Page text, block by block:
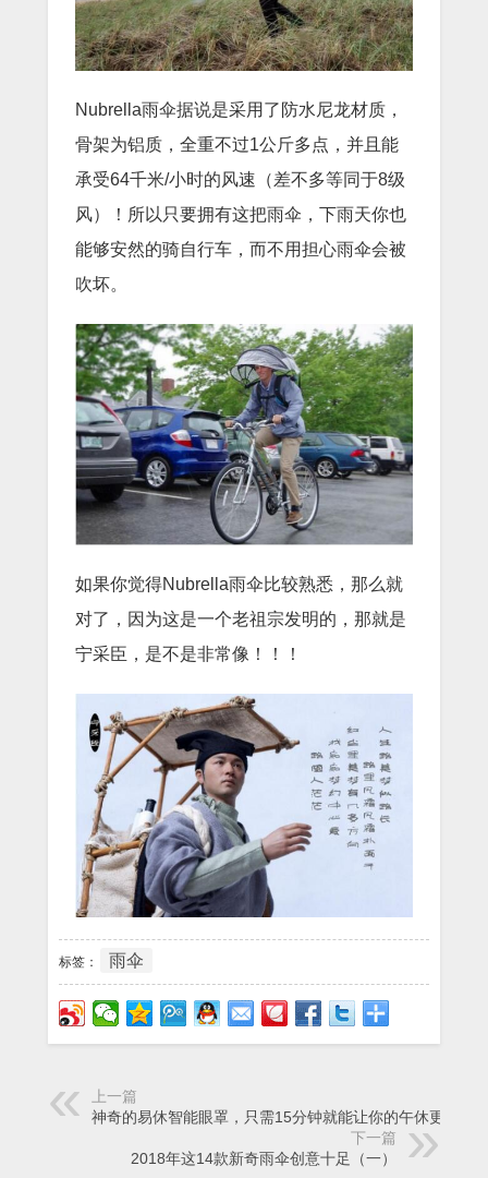
Nubrella雨伞据说是采用了防水尼龙材质，
骨架为铝质，全重不过1公斤多点，并且能
承受64千米/小时的风速（差不多等同于8级
风）！所以只要拥有这把雨伞，下雨天你也
能够安然的骑自行车，而不用担心雨伞会被
吹坏。
如果你觉得Nubrella雨伞比较熟悉，那么就
对了，因为这是一个老祖宗发明的，那就是
宁采臣，是不是非常像！！！
标签： 雨伞
上一篇
神奇的易休智能眼罩，只需15分钟就能让你的午休更满足
下一篇
2018年这14款新奇雨伞创意十足（一）